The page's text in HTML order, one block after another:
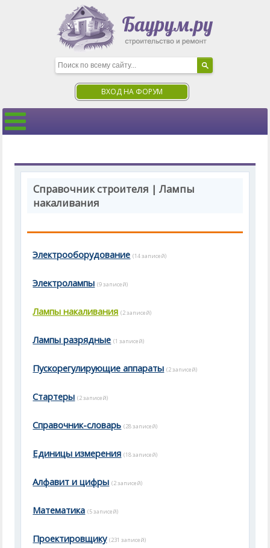
ВХОД НА ФОРУМ
Справочник строителя | Лампы
накаливания
Электрооборудование (14 записей)
Электролампы (9 записей)
Лампы накаливания (2 записей)
Лампы разрядные (1 записей)
Пускорегулирующие аппараты (2 записей)
Стартеры (2 записей)
Справочник-словарь (28 записей)
Единицы измерения (18 записей)
Алфавит и цифры (2 записей)
Математика (5 записей)
Проектировщику (231 записей)